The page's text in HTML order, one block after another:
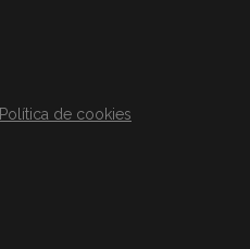
Política de cookies